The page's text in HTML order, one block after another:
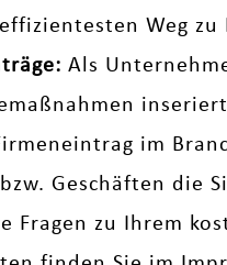
Weg
Als
im
Geschäften die
Fragen zu Ihrem